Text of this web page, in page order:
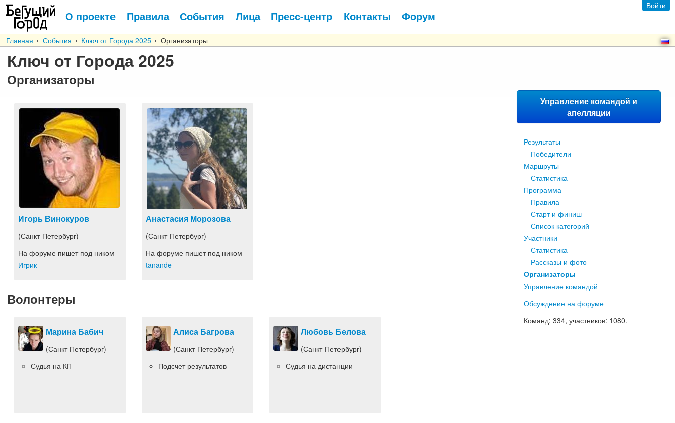
Войти
О проекте Правила События Лица Пресс-центр Контакты Форум
Главная События Ключ от Города 2025 Организаторы
Ключ от Города 2025
Организаторы
Управление командой и
апелляции
Результаты
Победители
Маршруты
Статистика
Программа
Правила
Старт и финиш
Список категорий
Участники
Статистика
Рассказы и фото
Организаторы
Управление командой
Обсуждение на форуме
Команд: 334, участников: 1080.
Игорь Винокуров
(Санкт-Петербург)
На форуме пишет под ником
Игрик
Анастасия Морозова
(Санкт-Петербург)
На форуме пишет под ником
tanande
Волонтеры
Марина Бабич
(Санкт-Петербург)
Судья на КП
Алиса Багрова
(Санкт-Петербург)
Подсчет результатов
Любовь Белова
(Санкт-Петербург)
Судья на дистанции